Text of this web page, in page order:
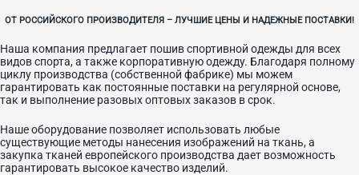
ОТ РОССИЙСКОГО ПРОИЗВОДИТЕЛЯ – ЛУЧШИЕ ЦЕНЫ И НАДЕЖНЫЕ ПОСТАВКИ!
Наша компания предлагает пошив спортивной одежды для всех
видов спорта, а также корпоративную одежду. Благодаря полному
циклу производства (собственной фабрике) мы можем
гарантировать как постоянные поставки на регулярной основе,
так и выполнение разовых оптовых заказов в срок.
Наше оборудование позволяет использовать любые
существующие методы нанесения изображений на ткань, а
закупка тканей европейского производства дает возможность
гарантировать высокое качество изделий.